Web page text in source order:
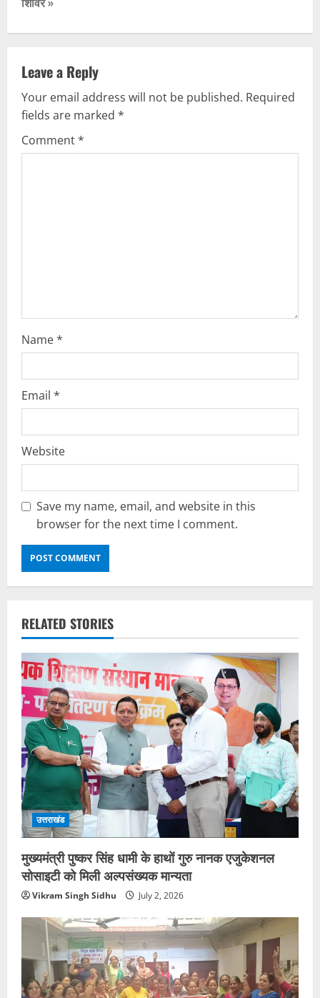
n
a
v
i
g
Leave a Reply
Your email address will not be published. Required
fields are marked *
Comment*
Name*
Email *
Website
Save my name, email, and website in this
browser for the next time I comment.
RELATED STORIES
उत्तराखंड
मुख्यमंत्री पुष्कर सिंह धामी के हाथों गुरु नानक एजुकेशनल
सोसाइटी को मिली अल्पसंख्यक मान्यता
Vikram Singh Sidhu July 2, 2026